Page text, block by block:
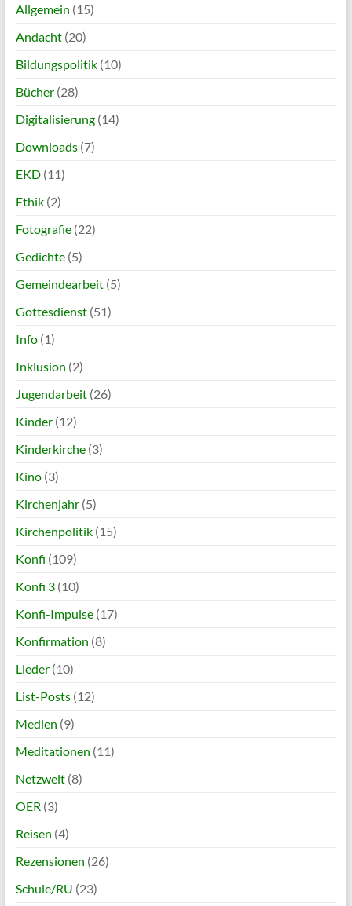
Allgemein (15)
Andacht(20)
Bildungspolitik(10)
Bücher(28)
Digitalisierung(14)
Downloads(7)
EKD(11)
Ethik(2)
Fotografie(22)
Gedichte(5)
Gemeindearbeit(5)
Gottesdienst(51)
Info(1)
Inklusion (2)
Jugendarbeit(26)
Kinder(12)
Kinderkirche(3)
Kino(3)
Kirchenjahr(5)
Kirchenpolitik(15)
Konfi (109)
Konfi 3(10)
Konfi-Impulse(17)
Konfirmation (8)
Lieder(10)
List-Posts(12)
Medien (9)
Meditationen (11)
Netzwelt(8)
OER (3)
Reisen (4)
Rezensionen (26)
Schule/RU (23)